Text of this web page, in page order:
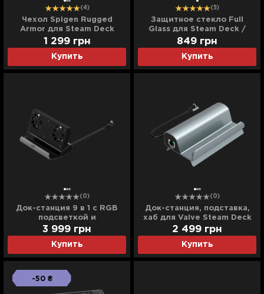
(4)
Чехол Spigen Rugged
Armor для Steam Deck
(Black)
Купить
1 299 грн
(5)
Защитное стекло Full
Glass для Steam Deck /
Steam Deck OLED
Купить
849 грн
(0)
Док-станция 9 в 1 с RGB
подсветкой и
охлаждением для Valve
Steam Deck OLED
Купить
3 999 грн
(0)
Док-станция, подставка,
хаб для Valve Steam Deck
Купить
2 499 грн
-50 ₴